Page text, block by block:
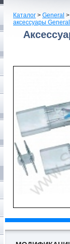
Каталог > General
аксессуары General